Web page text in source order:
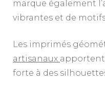
marque également
vibrantes et de
Les imprimés
artisanaux
forte à des